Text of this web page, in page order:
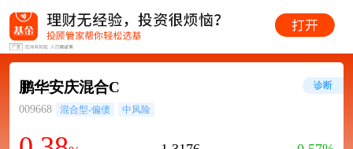
鹏华安庆混合C
009668 混合型-偏债 中风险
诊断